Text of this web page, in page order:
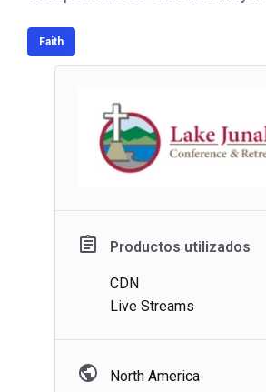
Faith
Productos utilizados
CDN
Live Streams
North America